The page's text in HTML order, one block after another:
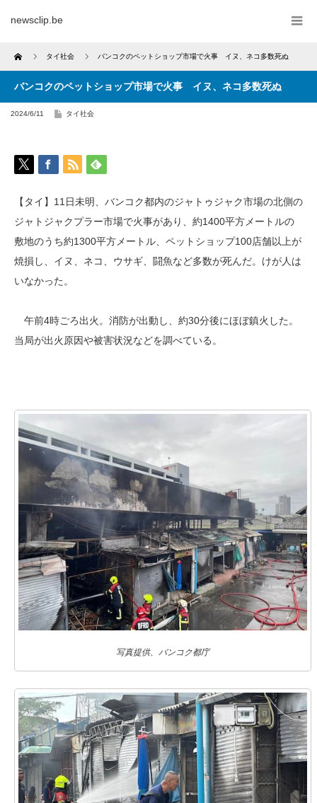
newsclip.be
Home タイ社会 バンコクのペットショップ市場で火事 イヌ、ネコ多数死ぬ
バンコクのペットショップ市場で火事 イヌ、ネコ多数死ぬ
2024/6/11 タイ社会
【タイ】11日未明、バンコク都内のジャトゥジャク市場の北側の
ジャトジャクプラー市場で火事があり、約1400平方メートルの
敷地のうち約1300平方メートル、ペットショップ100店舗以上が
焼損し、イヌ、ネコ、ウサギ、闘魚など多数が死んだ。けが人は
いなかった。
午前4時ごろ出火。消防が出動し、約30分後にほぼ鎮火した。
当局が出火原因や被害状況などを調べている。
写真提供、バンコク都庁